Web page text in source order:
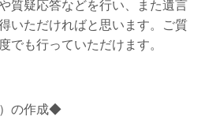
質疑応答などを行い、また遺言
いただければと思います。ご質
でも行っていただけます。
の作成◆